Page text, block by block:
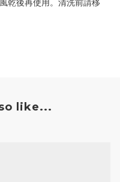
乾後再使用。清洗前請移
like...